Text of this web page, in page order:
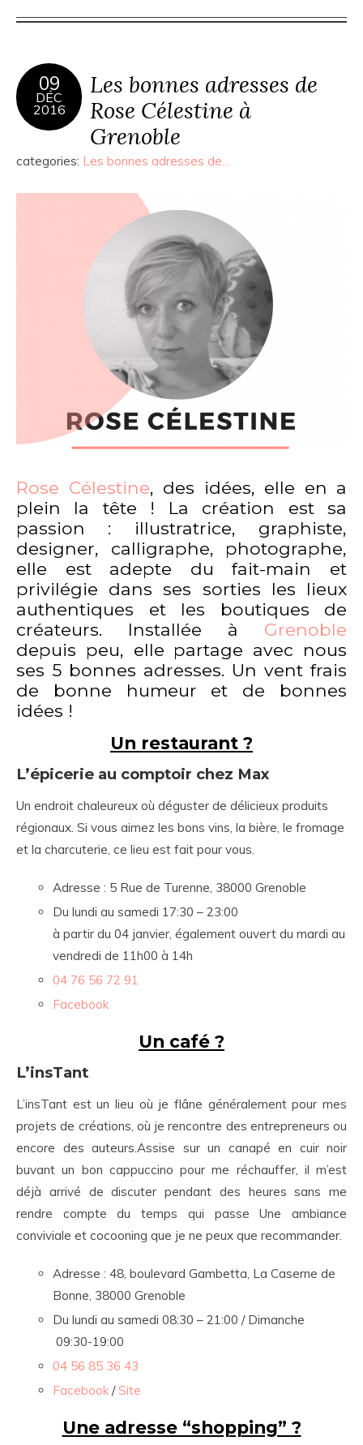
09
DÉC
2016
Les bonnes adresses de
Rose Célestine à
Grenoble
categories: Les bonnes adresses de...
Rose Célestine, des idées, elle en a
plein la tête ! La création est sa
passion : illustratrice, graphiste,
designer, calligraphe, photographe,
elle est adepte du fait-main et
privilégie dans ses sorties les lieux
authentiques et les boutiques de
créateurs. Installée à Grenoble
depuis peu, elle partage avec nous
ses 5 bonnes adresses. Un vent frais
de bonne humeur et de bonnes
idées !
Un restaurant ?
L’épicerie au comptoir chez Max
Un endroit chaleureux où déguster de délicieux produits
régionaux. Si vous aimez les bons vins, la bière, le fromage
et la charcuterie, ce lieu est fait pour vous.
Adresse : 5 Rue de Turenne, 38000 Grenoble
Du lundi au samedi 17:30 – 23:00
à partir du 04 janvier, également ouvert du mardi au
vendredi de 11h00 à 14h
04 76 56 72 91
Facebook
Un café ?
L’insTant
L’insTant est un lieu où je flâne généralement pour mes
projets de créations, où je rencontre des entrepreneurs ou
encore des auteurs.Assise sur un canapé en cuir noir
buvant un bon cappuccino pour me réchauffer, il m’est
déjà arrivé de discuter pendant des heures sans me
rendre compte du temps qui passe Une ambiance
conviviale et cocooning que je ne peux que recommander.
Adresse : 48, boulevard Gambetta, La Caserne de
Bonne, 38000 Grenoble
Du lundi au samedi 08:30 – 21:00 / Dimanche
09:30-19:00
04 56 85 36 43
Facebook /Site
Une adresse “shopping” ?